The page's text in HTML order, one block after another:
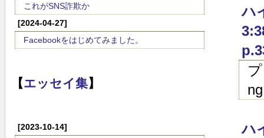
これがSNS詐欺か
[2024-04-27]
Facebookをはじめてみました。
【エッセイ集】
[2023-10-14]
ハ
ハ